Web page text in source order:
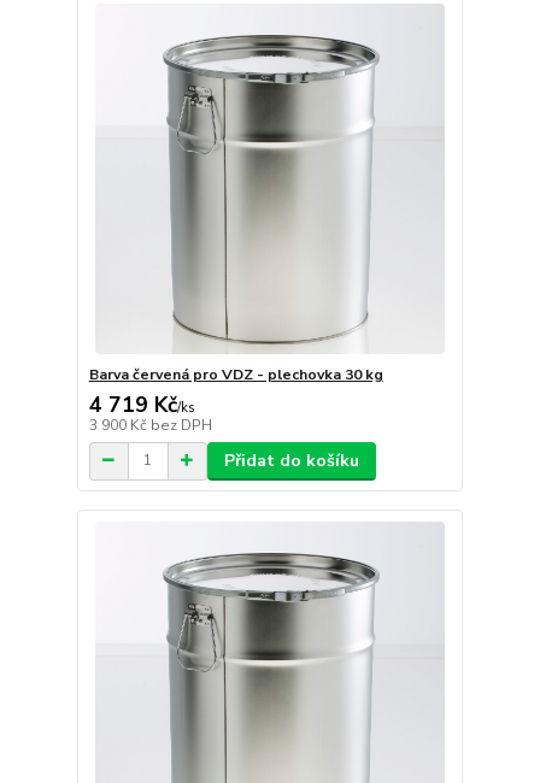
Barva červená pro VDZ - plechovka 30 kg
4 719 Kč/ks
3 900 Kč bez DPH
Přidat do košíku